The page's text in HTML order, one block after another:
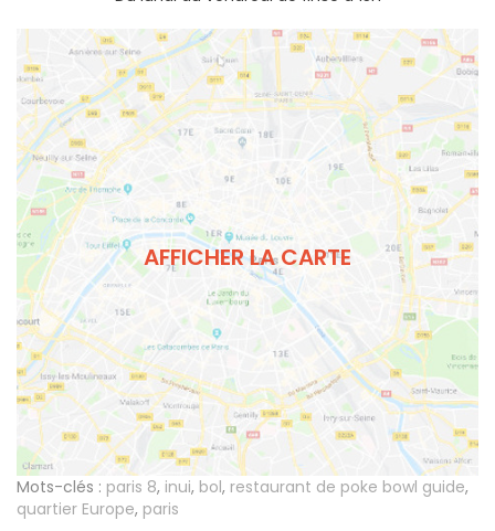
AFFICHER LA CARTE
Mots-clés : paris 8, inui, bol, restaurant de poke bowl guide,
quartier Europe, paris